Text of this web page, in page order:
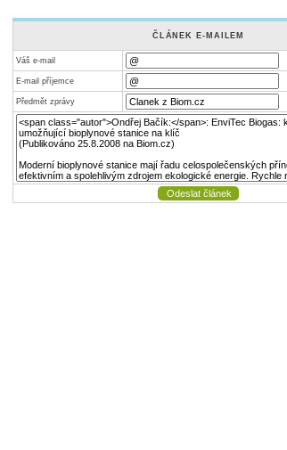
ČLÁNEK E-MAILEM
Váš e-mail
E-mail příjemce
Předmět zprávy